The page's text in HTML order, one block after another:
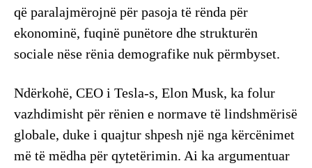
që paralajmërojnë për pasoja të rënda për
ekonominë, fuqinë punëtore dhe strukturën
sociale nëse rënia demografike nuk përmbyset.
Ndërkohë, CEO i Tesla-s, Elon Musk, ka folur
vazhdimisht për rënien e normave të lindshmërisë
globale, duke i quajtur shpesh një nga kërcënimet
më të mëdha për qytetërimin. Ai ka argumentuar